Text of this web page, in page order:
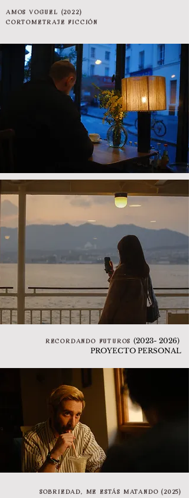
AMOS VOGUEL (2022)
CORTOMETRAJE FICCIÓN
RECORDANDO FUTUROS (2023- 2026)
PROYECTO PERSONAL
SOBRIEDAD, ME ESTÁS MATANDO (2025)